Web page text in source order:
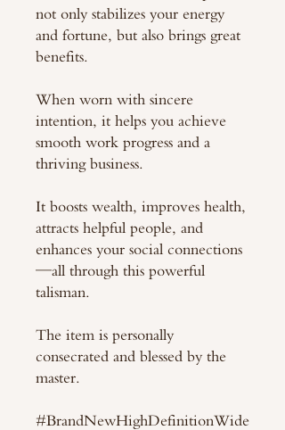
not only stabilizes your energy
and fortune, but also brings great
benefits.
When worn with sincere
intention, it helps you achieve
smooth work progress and a
thriving business.
It boosts wealth, improves health,
attracts helpful people, and
enhances your social connections
—all through this powerful
talisman.
The item is personally
consecrated and blessed by the
master.
#BrandNewHighDefinitionWide